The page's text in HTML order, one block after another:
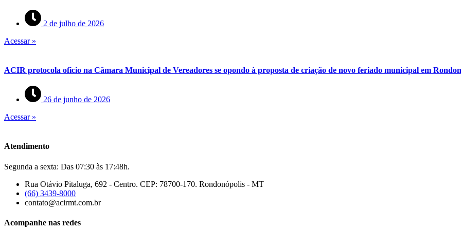
2 de julho de 2026
Acessar »
ACIR protocola oficio na Câmara Municipal de Vereadores se opondo à proposta de criação de novo feriado municipal em
26 de junho de 2026
Acessar »
Atendimento
Segunda a sexta: Das 07:30 às 17:48h.
Rua Otávio Pitaluga, 692 - Centro. CEP: 78700-170. Rondonópolis - MT
(66) 3439-8000
contato@acirmt.com.br
Acompanhe nas redes